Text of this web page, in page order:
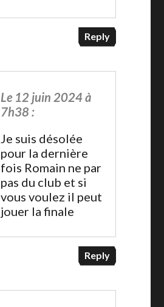
Reply
Le 12 juin 2024 à
7h38 :
Je suis désolée
pour la dernière
fois Romain ne par
pas du club et si
vous voulez il peut
jouer la finale
Reply